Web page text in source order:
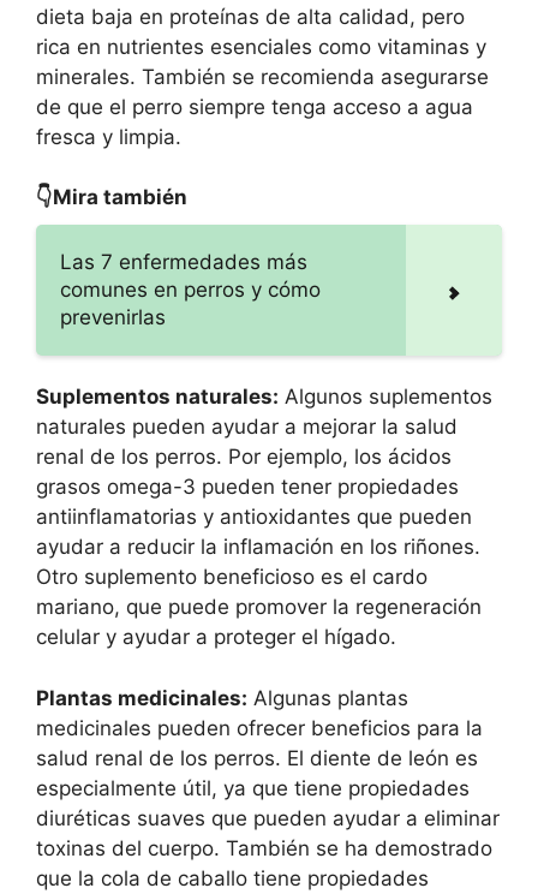
dieta baja en proteínas de alta calidad, pero
rica en nutrientes esenciales como vitaminas y
minerales. También se recomienda asegurarse
de que el perro siempre tenga acceso a agua
fresca y limpia.
👇Mira también
Las 7 enfermedades más
comunes en perros y cómo
prevenirlas
Suplementos naturales: Algunos suplementos
naturales pueden ayudar a mejorar la salud
renal de los perros. Por ejemplo, los ácidos
grasos omega-3 pueden tener propiedades
antiinflamatorias y antioxidantes que pueden
ayudar a reducir la inflamación en los riñones.
Otro suplemento beneficioso es el cardo
mariano, que puede promover la regeneración
celular y ayudar a proteger el hígado.
Plantas medicinales: Algunas plantas
medicinales pueden ofrecer beneficios para la
salud renal de los perros. El diente de león es
especialmente útil, ya que tiene propiedades
diuréticas suaves que pueden ayudar a eliminar
toxinas del cuerpo. También se ha demostrado
que la cola de caballo tiene propiedades